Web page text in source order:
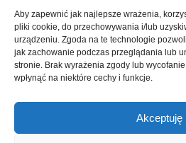
Aby zapewnić jak najlepsze wrażenia,
pliki cookie, do przechowywania i/lub
urządzeniu. Zgoda na te technologie
jak zachowanie podczas przeglądania lub
stronie. Brak wyrażenia zgody lub
wpłynąć na niektóre cechy i funkcje.
Akceptuję